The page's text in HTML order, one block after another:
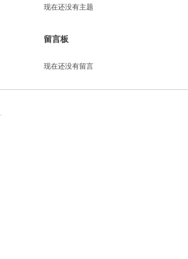
现在还没有主题
留言板
现在还没有留言